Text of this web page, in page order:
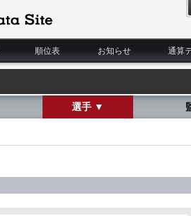
順位表 お知らせ 通算
選手 ▼